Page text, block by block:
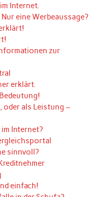
Internet.
eine Werbeaussage?
zur
erklärt.
oder als Leistung –
Internet?
sinnvoll?
einfach!